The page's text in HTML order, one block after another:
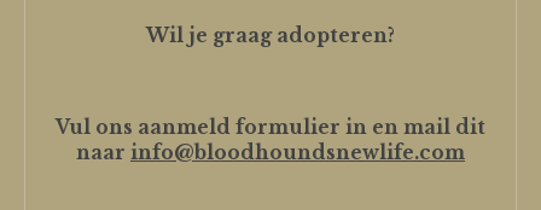
Wil je graag adopteren?
Vul ons aanmeld formulier in en mail dit
naar info@bloodhoundsnewlife.com